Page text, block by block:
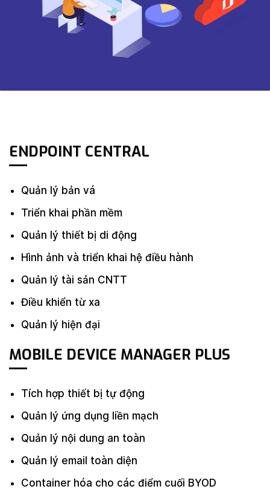
ENDPOINT CENTRAL
Quản lý bản vá
Triển khai phần mềm
Quản lý thiết bị di động
Hình ảnh và triển khai hệ điều hành
Quản lý tài sản CNTT
Điều khiển từ xa
Quản lý hiện đại
MOBILE DEVICE MANAGER PLUS
Tích hợp thiết bị tự động
Quản lý ứng dụng liền mạch
Quản lý nội dung an toàn
Quản lý email toàn diện
Container hóa cho các điểm cuối BYOD